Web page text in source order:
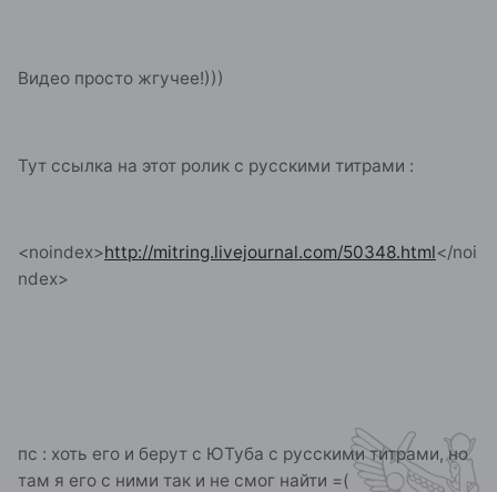
Видео просто жгучее!)))
Тут ссылка на этот ролик с русскими титрами :
<noindex>http://mitring.livejournal.com/50348.html</noi
ndex>
пс : хоть его и берут с ЮТуба с русскими титрами, но
там я его с ними так и не смог найти =(